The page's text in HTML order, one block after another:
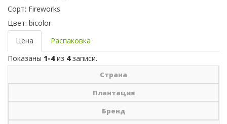
Сорт: Fireworks
Цвет: bicolor
Цена
Распаковка
Показаны 1-4из 4записи.
Страна
Плантация
Бренд